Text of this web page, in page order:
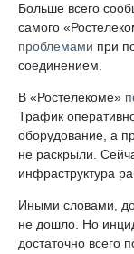
Больше всего
самого
проблемами при
соединением.
В «Ростелекоме»
Трафик
оборудование, а
не раскрыли.
инфраструктура
Иными словами,
не дошло. Но
достаточно всего